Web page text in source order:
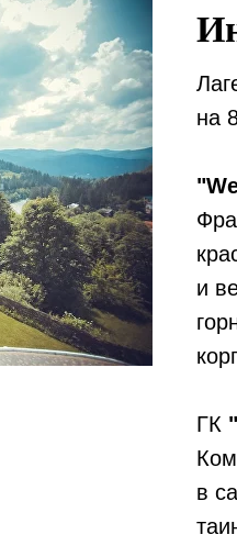
на
и
ГК
в